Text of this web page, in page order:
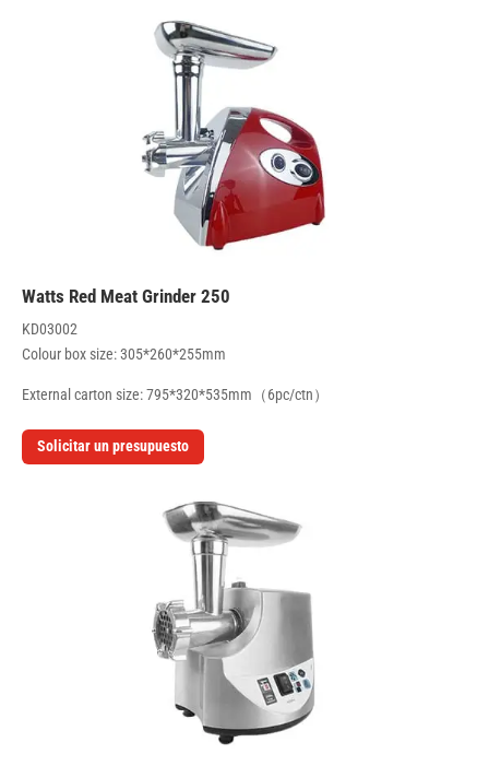
250 Watts Red Meat Grinder
KD03002
Colour box size: 305*260*255mm
External carton size: 795*320*535mm（6pc/ctn）
Solicitar un presupuesto